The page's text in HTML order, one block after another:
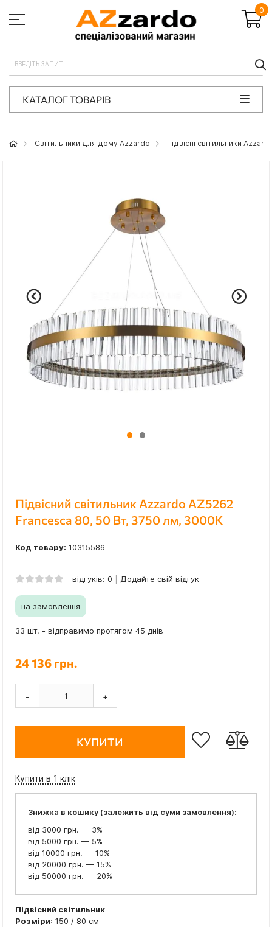
0
КАТАЛОГ ТОВАРІВ
Світильники для дому Azzardo Підвісні світильники
Підвісний світильник Azzardo AZ5262
Francesca 80, 50 Вт, 3750 лм, 3000K
Код товару: 10315586
відгуків: 0 Додайте свій відгук
на замовлення
33 шт. - відправимо протягом 45 днів
24 136 грн.
- +
КУПИТИ
Купити в 1 клік
Знижка в кошику (залежить від суми замовлення):
від 3000 грн. — 3%
від 5000 грн. — 5%
від 10000 грн. — 10%
від 20000 грн. — 15%
від 50000 грн. — 20%
Підвісний світильник
Розміри: 150 / 80 см